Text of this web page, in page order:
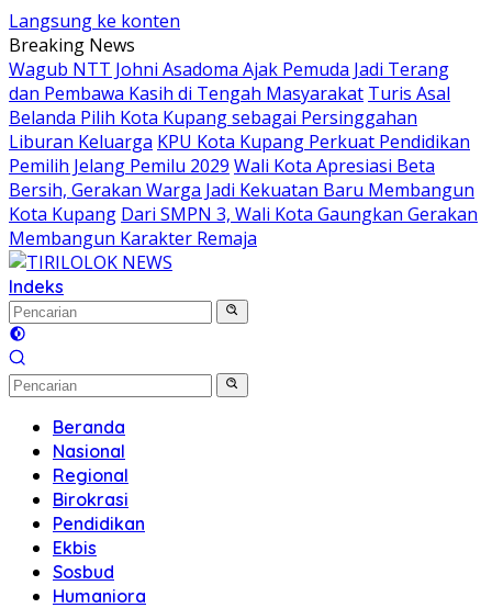
Langsung ke konten
Breaking News
Wagub NTT Johni Asadoma Ajak Pemuda Jadi Terang
dan Pembawa Kasih di Tengah Masyarakat Turis Asal
Belanda Pilih Kota Kupang sebagai Persinggahan
Liburan Keluarga KPU Kota Kupang Perkuat Pendidikan
Pemilih Jelang Pemilu 2029 Wali Kota Apresiasi Beta
Bersih, Gerakan Warga Jadi Kekuatan Baru Membangun
Kota Kupang Dari SMPN 3, Wali Kota Gaungkan Gerakan
Membangun Karakter Remaja
Indeks
Beranda
Nasional
Regional
Birokrasi
Pendidikan
Ekbis
Sosbud
Humaniora